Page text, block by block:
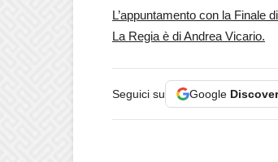
L’appuntamento con la Finale
La Regia è di Andrea Vicario.
Seguici su Google Discover